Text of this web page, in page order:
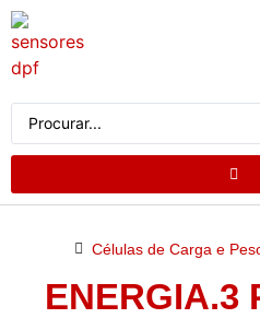
Células de Carga e
ENERGIA.3